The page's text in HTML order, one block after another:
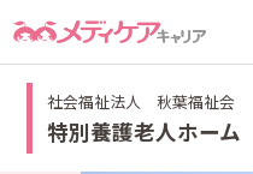
社会福祉法人 秋葉福祉会
特別養護老人ホー